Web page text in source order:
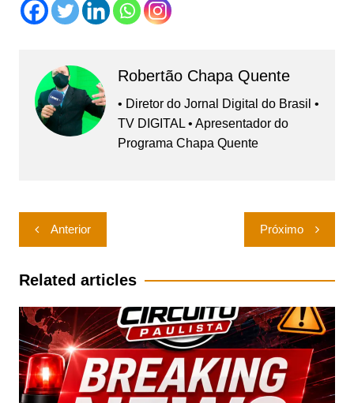
Robertão Chapa Quente
• Diretor do Jornal Digital do Brasil •
TV DIGITAL • Apresentador do
Programa Chapa Quente
Navegação
de
Post
Anterior Próximo
Related articles